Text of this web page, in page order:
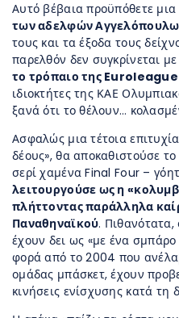
Αυτό βέβαια προϋπόθετε
των αδελφών
τους και τα έξοδα τους
παρελθόν δεν συγκρίνεται
το τρόπαιο της
ιδιοκτήτες της ΚΑΕ
ξανά ότι το θέλουν…
Ασφαλώς μια τέτοια
δέους», θα αποκαθιστούσε
σερί χαμένα Final Four –
λειτουργούσε ως η
πλήττοντας παράλληλα
Παναθηναϊκού. Πιθανότατα,
έχουν δει ως «με ένα
φορά από το 2004 που
ομάδας μπάσκετ, έχουν
κινήσεις ενίσχυσης κατά τη